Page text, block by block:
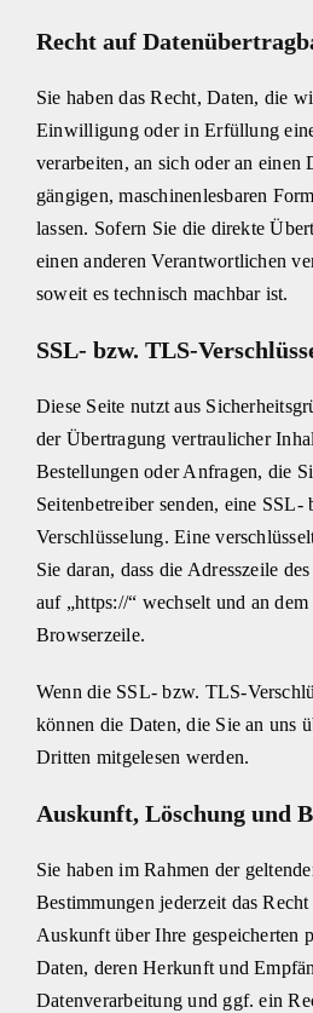
Recht auf
Sie haben das Recht, Daten, die
Einwilligung oder in Erfüllung
verarbeiten, an sich oder an einen
gängigen, maschinenlesbaren
lassen. Sofern Sie die direkte
einen anderen Verantwortlichen
soweit es technisch machbar ist.
SSL- bzw. TLS-
Diese Seite nutzt aus
der Übertragung vertraulicher
Bestellungen oder Anfragen, die
Seitenbetreiber senden, eine
Verschlüsselung. Eine
Sie daran, dass die Adresszeile
auf „https://“ wechselt und an
Browserzeile.
Wenn die SSL- bzw. TLS-
können die Daten, die Sie an uns
Dritten mitgelesen werden.
Auskunft, Löschung und
Sie haben im Rahmen der
Bestimmungen jederzeit das
Auskunft über Ihre gespeicherten
Daten, deren Herkunft und
Datenverarbeitung und ggf. ein